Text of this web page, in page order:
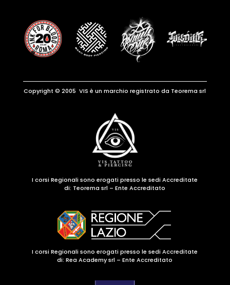
Copyright © 2005 VIS è un marchio registrato da Teorema srl
I corsi Regionali sono erogati presso le sedi Accreditate
di: Teorema srl – Ente Accreditato
I corsi Regionali sono erogati presso le sedi Accreditate
di: Rea Academy srl – Ente Accreditato